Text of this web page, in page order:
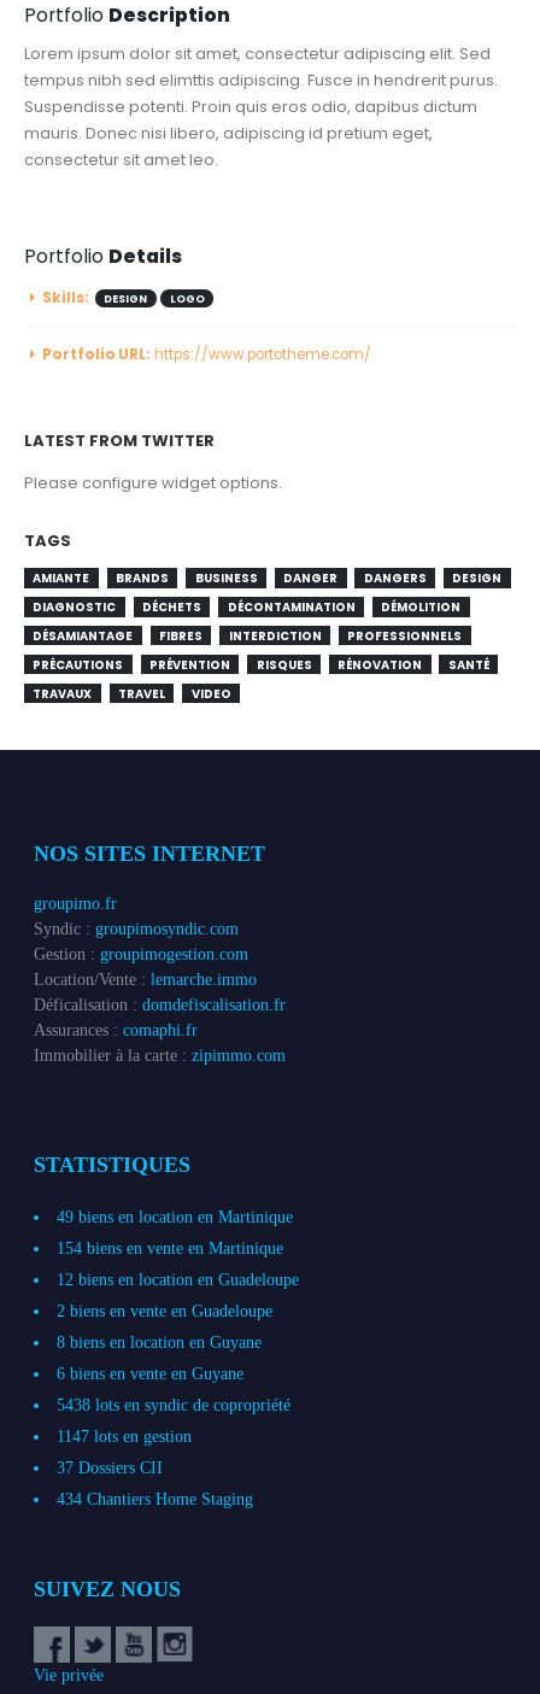
Portfolio Description
Lorem ipsum dolor sit amet, consectetur adipiscing elit. Sed
tempus nibh sed elimttis adipiscing. Fusce in hendrerit purus.
Suspendisse potenti. Proin quis eros odio, dapibus dictum
mauris. Donec nisi libero, adipiscing id pretium eget,
consectetur sit amet leo.
Portfolio Details
Skills: DESIGN LOGO
Portfolio URL: https://www.portotheme.com/
LATEST FROM TWITTER
Please configure widget options.
TAGS
AMIANTE BRANDS BUSINESS DANGER DANGERS
DESIGN
DIAGNOSTIC
DÉCHETS DÉCONTAMINATION
DÉMOLITION
DÉSAMIANTAGE
FIBRES INTERDICTION
PROFESSIONNELS
PRÉCAUTIONS
PRÉVENTION RISQUES RÉNOVATION
SANTÉ
TRAVAUX
TRAVEL VIDEO
NOS SITES INTERNET
groupimo.fr
Syndic :groupimosyndic.com
Gestion :groupimogestion.com
Location/Vente :lemarche.immo
Déficalisation :domdefiscalisation.fr
Assurances :comaphi.fr
Immobilier à la carte :zipimmo.com
STATISTIQUES
49 biens en location en Martinique
154 biens en vente en Martinique
12 biens en location en Guadeloupe
2 biens en vente en Guadeloupe
8 biens en location en Guyane
6 biens en vente en Guyane
5438 lots en syndic de copropriété
1147 lots en gestion
37 Dossiers CII
434 Chantiers Home Staging
SUIVEZ NOUS
Vie privée